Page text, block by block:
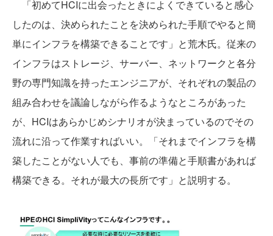
「初めてHCIに出会ったときによくできていると感心
したのは、決められたことを決められた手順でやると簡
単にインフラを構築できることです」と荒木氏。従来の
インフラはストレージ、サーバー、ネットワークと各分
野の専門知識を持ったエンジニアが、それぞれの製品の
組み合わせを議論しながら作るようなところがあった
が、HCIはあらかじめシナリオが決まっているのでその
流れに沿って作業すればいい。「それまでインフラを構
築したことがない人でも、事前の準備と手順書があれば
構築できる。それが最大の長所です」と説明する。